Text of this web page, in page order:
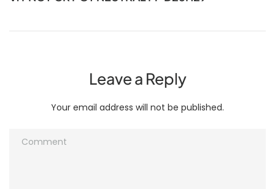
Leave a Reply
Your email address will not be published.